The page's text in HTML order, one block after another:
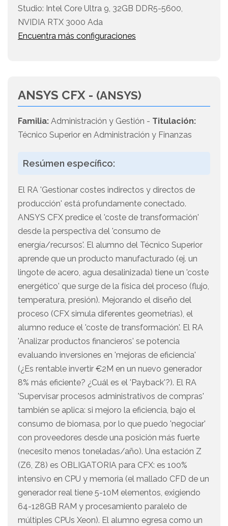
Studio: Intel Core Ultra 9, 32GB DDR5-5600,
NVIDIA RTX 3000 Ada
Encuentra más configuraciones
ANSYS CFX - (ANSYS)
Familia: Administración y Gestión - Titulación:
Técnico Superior en Administración y Finanzas
Resúmen específico:
El RA 'Gestionar costes indirectos y directos de
producción' está profundamente conectado.
ANSYS CFX predice el 'coste de transformación'
desde la perspectiva del 'consumo de
energía/recursos'. El alumno del Técnico Superior
aprende que un producto manufacturado (ej. un
lingote de acero, agua desalinizada) tiene un 'coste
energético' que surge de la física del proceso (flujo,
temperatura, presión). Mejorando el diseño del
proceso (CFX simula diferentes geometrías), el
alumno reduce el 'coste de transformación'. El RA
'Analizar productos financieros' se potencia
evaluando inversiones en 'mejoras de eficiencia'
(¿Es rentable invertir €2M en un nuevo generador
8% más eficiente? ¿Cuál es el 'Payback'?). El RA
'Supervisar procesos administrativos de compras'
también se aplica: si mejoro la eficiencia, bajo el
consumo de biomasa, por lo que puedo 'negociar'
con proveedores desde una posición más fuerte
(necesito menos toneladas/año). Una estación Z
(Z6, Z8) es OBLIGATORIA para CFX: es 100%
intensivo en CPU y memoria (el mallado CFD de un
generador real tiene 5-10M elementos, exigiendo
64-128GB RAM y procesamiento paralelo de
múltiples CPUs Xeon). El alumno egresa como un